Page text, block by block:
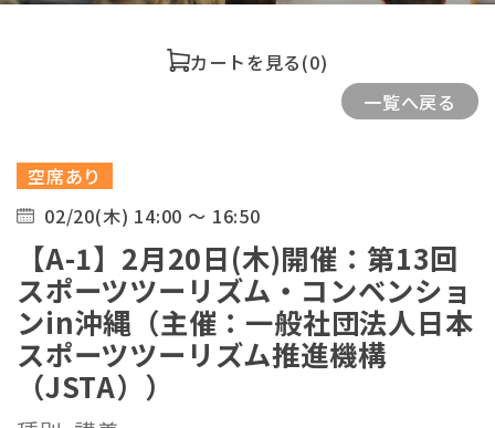
カートを見る(0)
一覧へ戻る
空席あり
02/20(木) 14:00 ～ 16:50
【A-1】2月20日(木)開催：第13回
スポーツツーリズム・コンベンショ
ンin沖縄（主催：一般社団法人日本
スポーツツーリズム推進機構
（JSTA））